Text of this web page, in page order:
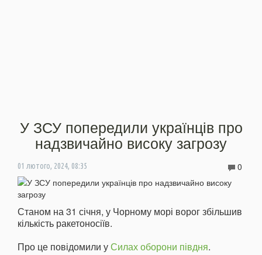
У ЗСУ попередили українців про
надзвичайно високу загрозу
01 лютого, 2024, 08:35 0
Станом на 31 січня, у Чорному морі ворог збільшив
кількість ракетоносіїв.
Про це повідомили уСилах оборони півдня.